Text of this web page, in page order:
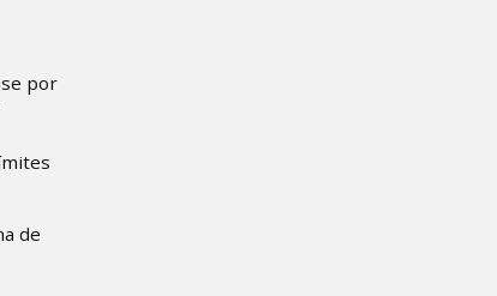
por
de